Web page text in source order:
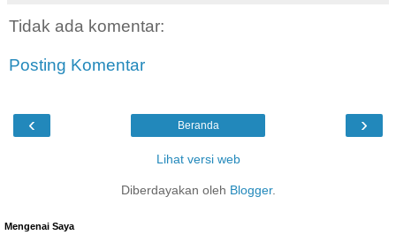
Tidak ada komentar:
Posting Komentar
‹ ›
Beranda
Lihat versi web
Diberdayakan oleh Blogger.
Mengenai Saya